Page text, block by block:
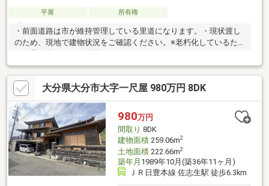
平屋 所有権
・前面道路は市が維持管理している里道になります。・現状渡し
のため、現地で建物状況をご確認ください。※老朽化しているた
大分県大分市大字一尺屋 980万円 8DK
980万円
間取り 8DK
建物面積259.06m2
土地面積222.66m2
築年月 1989年10月(築36年11ヶ月)
ＪＲ日豊本線 佐志生駅 徒歩6.3km